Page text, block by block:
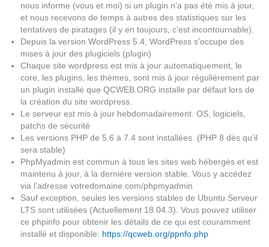
nous informe (vous et moi) si un plugin n’a pas été mis à jour,
et nous recevons de temps à autres des statistiques sur les
tentatives de piratages (il y en toujours, c’est incontournable).
Depuis la version WordPress 5.4, WordPress s’occupe des
mises à jour des plugiciels (plugin)
Chaque site wordpress est mis à jour automatiquement, le
core, les plugins, les thèmes, sont mis à jour régulièrement par
un plugin installé que QCWEB.ORG installe par défaut lors de
la création du site wordpress.
Le serveur est mis à jour hebdomadairement. OS, logiciels,
patchs de sécurité
Les versions PHP de 5.6 à 7.4 sont installées. (PHP 8 dès qu’il
sera stable)
PhpMyadmin est commun à tous les sites web hébergés et est
maintenu à jour, à la dernière version stable. Vous y accédez
via l’adresse votredomaine.com/phpmyadmin
Sauf exception, seules les versions stables de Ubuntu Serveur
LTS sont utilisées (Actuellement 18.04.3). Vous pouvez utiliser
ce phpinfo pour obtenir les détails de ce qui est couramment
installé et disponible: https://qcweb.org/ppnfo.php